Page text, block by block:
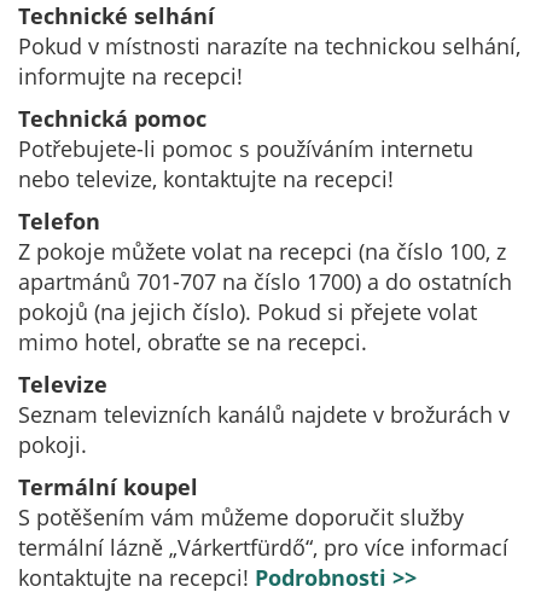
Technické selhání
Pokud v místnosti narazíte na technickou selhání,
informujte na recepci!
Technická pomoc
Potřebujete-li pomoc s používáním internetu
nebo televize, kontaktujte na recepci!
Telefon
Z pokoje můžete volat na recepci (na číslo 100, z
apartmánů 701-707 na číslo 1700) a do ostatních
pokojů (na jejich číslo). Pokud si přejete volat
mimo hotel, obraťte se na recepci.
Televize
Seznam televizních kanálů najdete v brožurách v
pokoji.
Termální koupel
S potěšením vám můžeme doporučit služby
termální lázně „Várkertfürdő“, pro více informací
kontaktujte na recepci! Podrobnosti >>